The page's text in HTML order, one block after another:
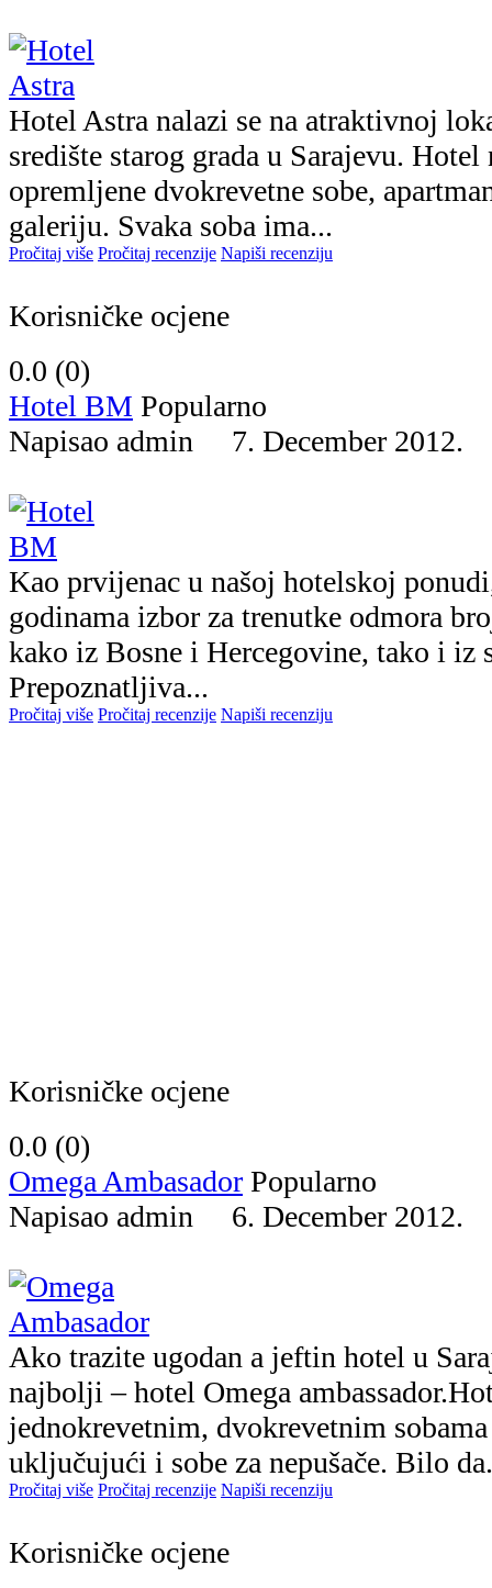
Hotel Astra nalazi se na atraktivnoj
središte starog grada u Sarajevu.
opremljene dvokrevetne sobe,
galeriju. Svaka soba ima...
Pročitaj više Pročitaj recenzije Napiši recenziju
Korisničke ocjene
0.0 (0)
Hotel BM Popularno
Napisao admin 7. December
Kao prvijenac u našoj hotelskoj
godinama izbor za trenutke odmora
kako iz Bosne i Hercegovine, tako i iz
Prepoznatljiva...
Pročitaj više Pročitaj recenzije Napiši recenziju
Korisničke ocjene
0.0 (0)
Omega Ambasador Popularno
Napisao admin 6. December
Ako trazite ugodan a jeftin hotel u
najbolji – hotel Omega
jednokrevetnim, dvokrevetnim
uključujući i sobe za nepušače. Bilo
Pročitaj više Pročitaj recenzije Napiši recenziju
Korisničke ocjene